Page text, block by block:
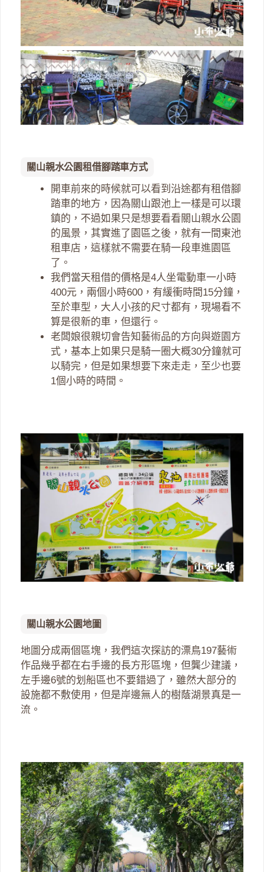
關山親水公園租借腳踏車方式
開車前來的時候就可以看到沿途都有租借腳
踏車的地方，因為關山跟池上一樣是可以環
鎮的，不過如果只是想要看看關山親水公園
的風景，其實進了園區之後，就有一間東池
租車店，這樣就不需要在騎一段車進園區
了。
我們當天租借的價格是4人坐電動車一小時
400元，兩個小時600，有緩衝時間15分鐘，
至於車型，大人小孩的尺寸都有，現場看不
算是很新的車，但還行。
老闆娘很親切會告知藝術品的方向與遊園方
式，基本上如果只是騎一圈大概30分鐘就可
以騎完，但是如果想要下來走走，至少也要
1個小時的時間。
關山親水公園地圖
地圖分成兩個區塊，我們這次探訪的漂鳥197藝術
作品幾乎都在右手邊的長方形區塊，但龔少建議，
左手邊6號的划船區也不要錯過了，雖然大部分的
設施都不敷使用，但是岸邊無人的樹蔭湖景真是一
流。